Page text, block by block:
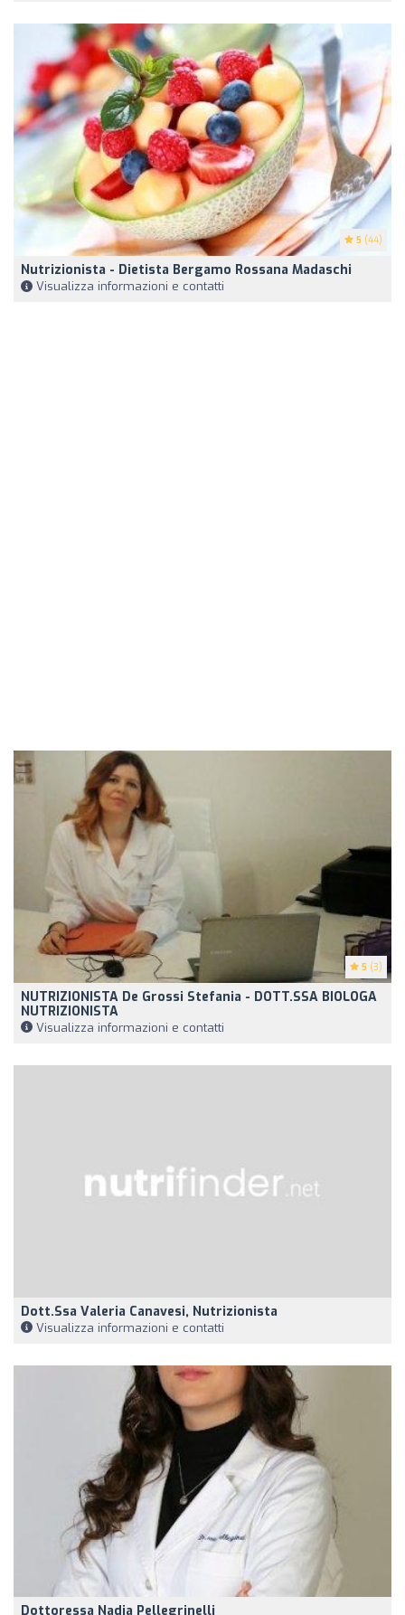
5 (44)
Nutrizionista - Dietista Bergamo Rossana Madaschi
Visualizza informazioni e contatti
5 (3)
NUTRIZIONISTA De Grossi Stefania - DOTT.SSA BIOLOGA
NUTRIZIONISTA
Visualizza informazioni e contatti
Dott.ssa Valeria Canavesi, Nutrizionista
Visualizza informazioni e contatti
Dottoressa Nadia Pellegrinelli